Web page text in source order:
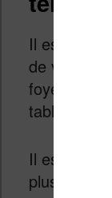
Il est
de ventes
foyers du
tablette
Il est donc
plus simple